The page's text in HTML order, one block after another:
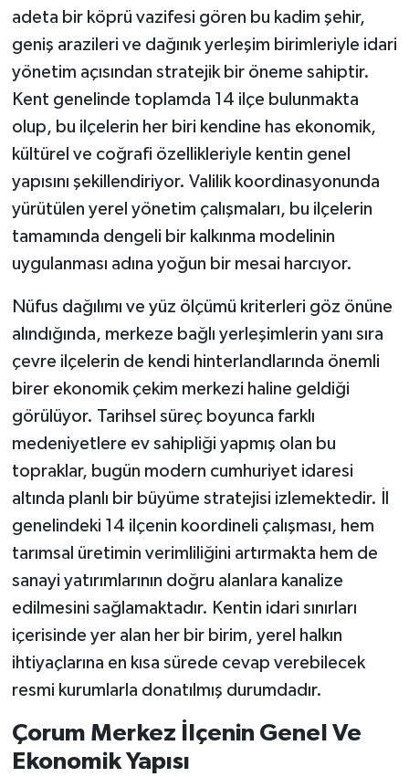
adeta bir köprü vazifesi gören bu kadim şehir,
geniş arazileri ve dağınık yerleşim birimleriyle idari
yönetim açısından stratejik bir öneme sahiptir.
Kent genelinde toplamda 14 ilçe bulunmakta
olup, bu ilçelerin her biri kendine has ekonomik,
kültürel ve coğrafi özellikleriyle kentin genel
yapısını şekillendiriyor. Valilik koordinasyonunda
yürütülen yerel yönetim çalışmaları, bu ilçelerin
tamamında dengeli bir kalkınma modelinin
uygulanması adına yoğun bir mesai harcıyor.
Nüfus dağılımı ve yüz ölçümü kriterleri göz önüne
alındığında, merkeze bağlı yerleşimlerin yanı sıra
çevre ilçelerin de kendi hinterlandlarında önemli
birer ekonomik çekim merkezi haline geldiği
görülüyor. Tarihsel süreç boyunca farklı
medeniyetlere ev sahipliği yapmış olan bu
topraklar, bugün modern cumhuriyet idaresi
altında planlı bir büyüme stratejisi izlemektedir. İl
genelindeki 14 ilçenin koordineli çalışması, hem
tarımsal üretimin verimliliğini artırmakta hem de
sanayi yatırımlarının doğru alanlara kanalize
edilmesini sağlamaktadır. Kentin idari sınırları
içerisinde yer alan her bir birim, yerel halkın
ihtiyaçlarına en kısa sürede cevap verebilecek
resmi kurumlarla donatılmış durumdadır.
Çorum Merkez İlçenin Genel Ve
Ekonomik Yapısı